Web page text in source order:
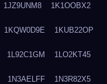
1JZ9UNM8 1K1OOBX2
1KQW0D9E 1KUB22OP
1L92C1GM 1LO2KT45
1N3AELFF 1N3R82X5